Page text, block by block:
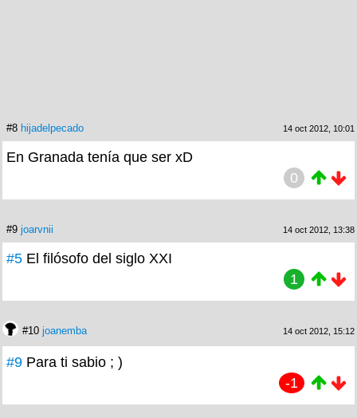
#8 hijadelpecado 14 oct 2012, 10:01
En Granada tenía que ser xD
0
#9 joarvnii 14 oct 2012, 13:38
#5 El filósofo del siglo XXI
1
#10 joanemba 14 oct 2012, 15:12
#9 Para ti sabio ; )
-1